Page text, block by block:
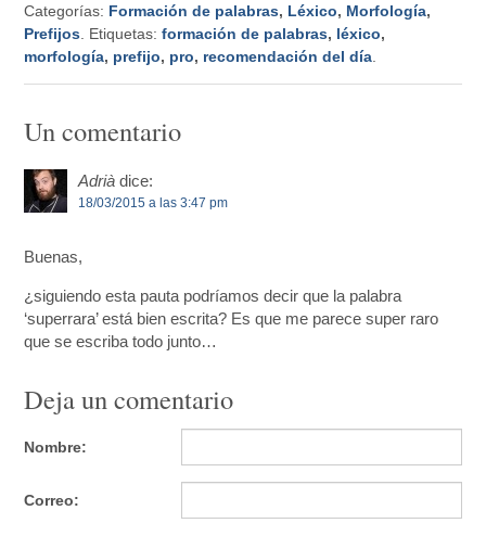
Categorías: Formación de palabras, Léxico, Morfología,
Prefijos . Etiquetas:formación de palabras, léxico,
morfología, prefijo, pro, recomendación del día
Un comentario
Adrià dice:
18/03/2015 a las 3:47 pm
Buenas,
¿siguiendo esta pauta podríamos decir que la palabra
‘superrara’ está bien escrita? Es que me parece super raro
que se escriba todo junto…
Deja un comentario
Nombre:
Correo: